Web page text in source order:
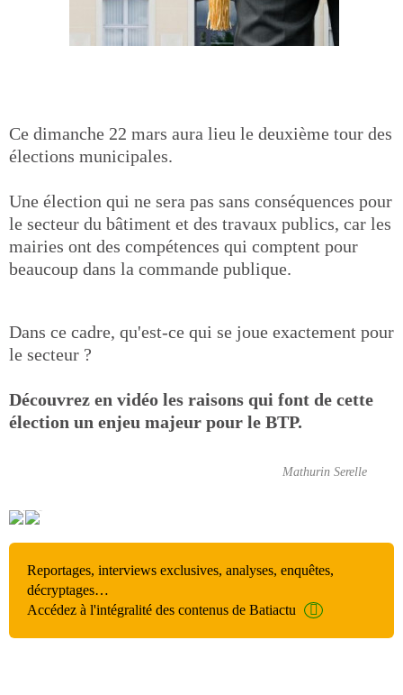
Video Player is loading.
Play
Unmute
Ce dimanche 22 mars aura lieu le deuxième tour des
élections municipales.
Une élection qui ne sera pas sans conséquences pour
le secteur du bâtiment et des travaux publics, car les
mairies ont des compétences qui comptent pour
beaucoup dans la commande publique.
Dans ce cadre, qu'est-ce qui se joue exactement pour
le secteur ?
Découvrez en vidéo les raisons qui font de cette
élection un enjeu majeur pour le BTP.
Mathurin Serelle
Reportages, interviews exclusives, analyses, enquêtes,
décryptages…
Accédez à l'intégralité des contenus de Batiactu